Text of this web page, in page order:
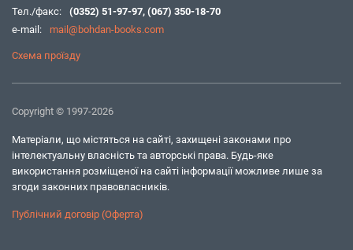
Тел./факс:
(0352) 51-97-97, (067) 350-18-70
e-mail:
mail@bohdan-books.com
Схема проїзду
Copyright © 1997-2026
Матеріали, що містяться на сайті, захищені законами про
інтелектуальну власність та авторські права. Будь-яке
використання розміщеної на сайті інформації можливе лише за
згоди законних правовласників.
Публічний договір (Оферта)